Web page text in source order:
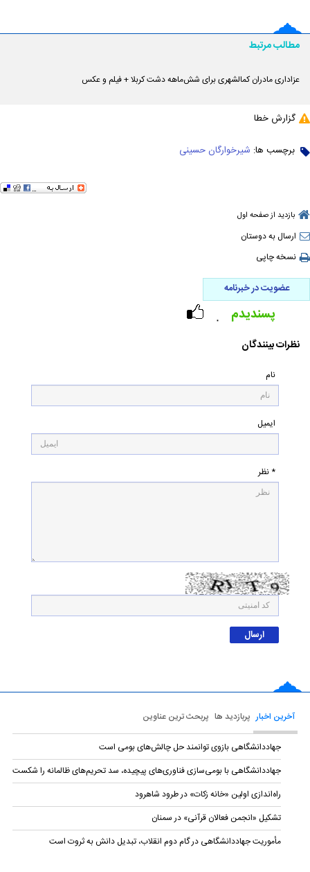
مطالب مرتبط
عزاداری مادران کمالشهری برای شش‌ماهه دشت کربلا + فیلم و عکس
گزارش خطا
برچسب ها: شیرخوارگان حسینی
بازدید از صفحه اول
ارسال به دوستان
نسخه چاپی
عضویت در خبرنامه
۰ پسندیدم
نظرات بینندگان
نام
ایمیل
* نظر
آخرین اخبار پربازدید ها پربحث ترین عناوین
جهاددانشگاهی بازوی توانمند حل چالش‌های بومی است
جهاددانشگاهی با بومی‌سازی فناوری‌های پیچیده، سد تحریم‌های ظالمانه را شکست
راه‌اندازی اولین «خانه زکات» در طرود شاهرود
تشکیل «انجمن فعالان قرآنی» در سمنان
مأموریت جهاددانشگاهی در گام دوم انقلاب، تبدیل دانش به ثروت است